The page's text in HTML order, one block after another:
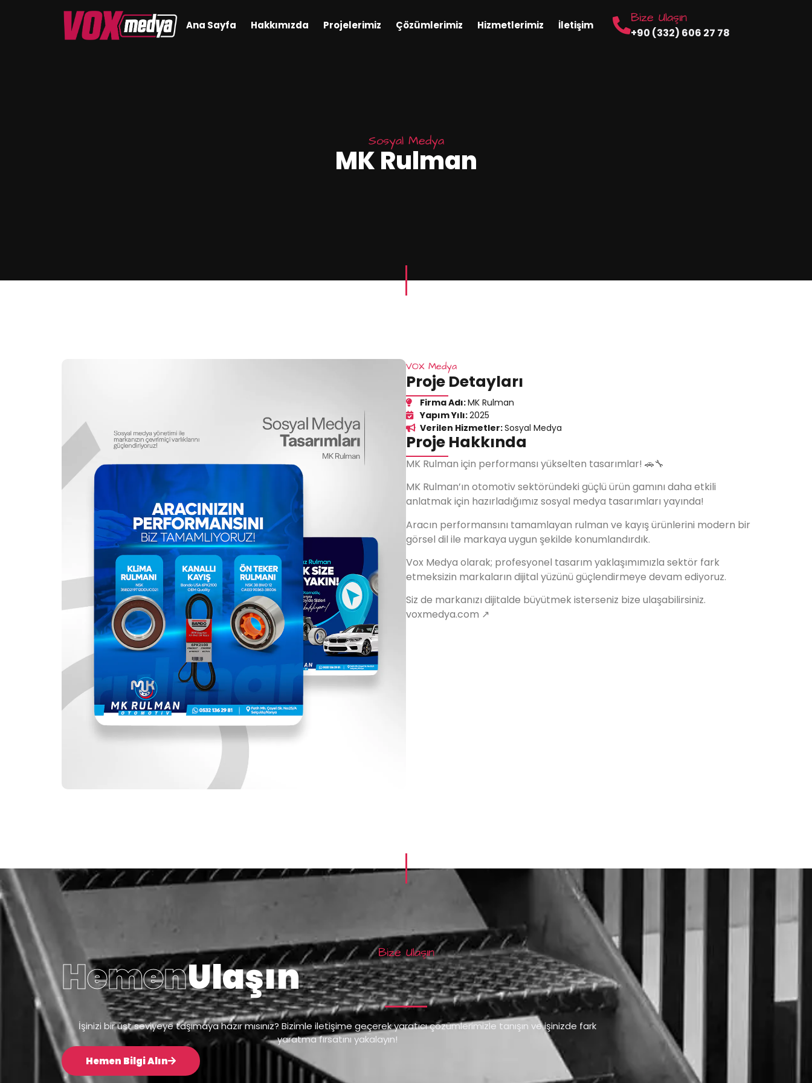
Ana Sayfa Hakkımızda Projelerimiz Çözümlerimiz Hizmetlerimiz İletişim Bize Ulaşın
+90 (332) 606 27 78
Sosyal Medya
MK Rulman
VOX Medya
Proje Detayları
Firma Adı:MK Rulman
Yapım Yılı:2025
Verilen Hizmetler:Sosyal Medya
Proje Hakkında
MK Rulman için performansı yükselten tasarımlar! 🚗🔧
MK Rulman’ın otomotiv sektöründeki güçlü ürün gamını daha etkili
anlatmak için hazırladığımız sosyal medya tasarımları yayında!
Aracın performansını tamamlayan rulman ve kayış ürünlerini modern bir
görsel dil ile markaya uygun şekilde konumlandırdık.
Vox Medya olarak; profesyonel tasarım yaklaşımımızla sektör fark
etmeksizin markaların dijital yüzünü güçlendirmeye devam ediyoruz.
Siz de markanızı dijitalde büyütmek isterseniz bize ulaşabilirsiniz.
voxmedya.com ↗️
Bize Ulaşın
HemenUlaşın
İşinizi bir üst seviyeye taşımaya hazır mısınız? Bizimle iletişime geçerek yaratıcı çözümlerimizle tanışın ve işinizde fark
yaratma fırsatını yakalayın!
Hemen Bilgi Alın